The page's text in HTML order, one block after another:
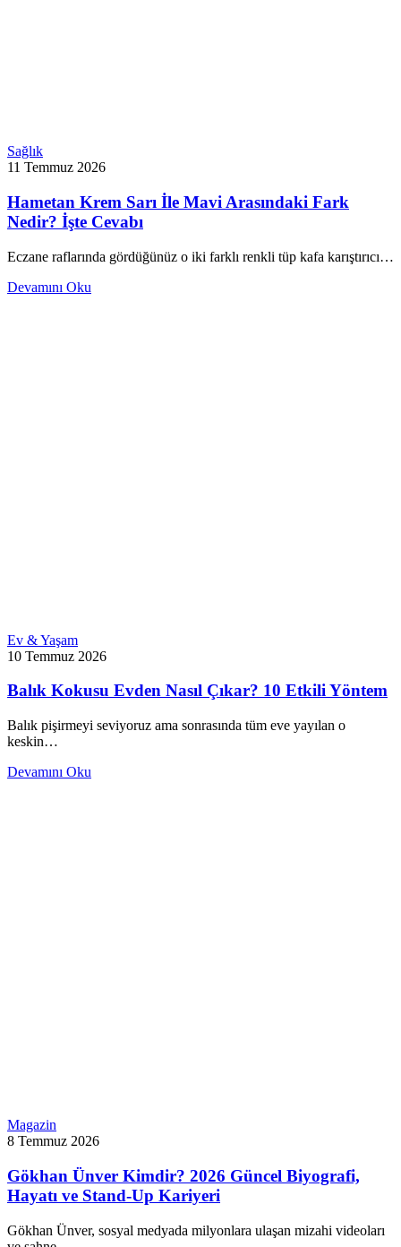
Sağlık
11 Temmuz 2026
Hametan Krem Sarı İle Mavi Arasındaki Fark
Nedir? İşte Cevabı
Eczane raflarında gördüğünüz o iki farklı renkli tüp kafa karıştırıcı…
Devamını Oku
Ev & Yaşam
10 Temmuz 2026
Balık Kokusu Evden Nasıl Çıkar? 10 Etkili Yöntem
Balık pişirmeyi seviyoruz ama sonrasında tüm eve yayılan o
keskin…
Devamını Oku
Magazin
8 Temmuz 2026
Gökhan Ünver Kimdir? 2026 Güncel Biyografi,
Hayatı ve Stand-Up Kariyeri
Gökhan Ünver, sosyal medyada milyonlara ulaşan mizahi videoları